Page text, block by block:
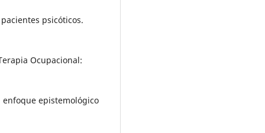
psicóticos.
Ocupacional:
enfoque epistemológico